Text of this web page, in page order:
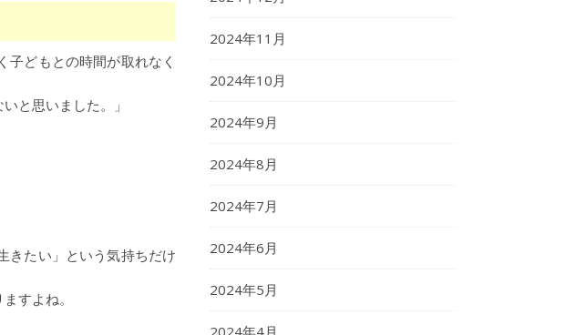
子どもとの時間が取れなく
と思いました。」
きたい」という気持ちだけ
すよね。
2024年11月
2024年10月
2024年9月
2024年8月
2024年7月
2024年6月
2024年5月